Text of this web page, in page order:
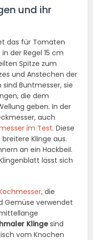
und ihr
das für Tomaten
der Regel 15 cm
Spitze zum
und Anstechen der
Buntmesser, sie
die dem
geben. In der
auch
im Test. Diese
Klinge aus.
an ein Hackbeil.
lässt sich
, die
Gemüse verwendet
Klingesind
vom Knochen